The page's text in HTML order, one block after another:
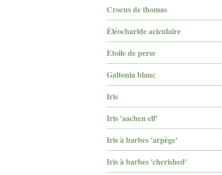
Crocus de thomas
Éléocharide aciculaire
Etoile de perse
Galtonia blanc
Iris
Iris 'aachen elf'
Iris à barbes 'arpège'
Iris à barbes 'cherished'